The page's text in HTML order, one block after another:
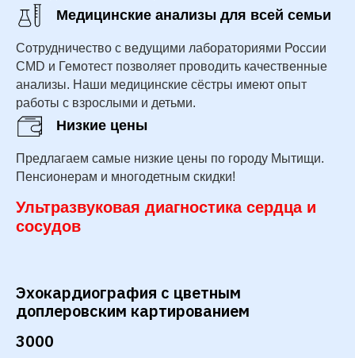
Медицинские анализы для всей семьи
Сотрудничество с ведущими лабораториями России
CMD и Гемотест позволяет проводить качественные
анализы. Наши медицинские сёстры имеют опыт
работы с взрослыми и детьми.
Низкие цены
Предлагаем самые низкие цены по городу Мытищи.
Пенсионерам и многодетным скидки!
Ультразвуковая диагностика сердца и
сосудов
Эхокардиография с цветным
доплеровским картированием
3000